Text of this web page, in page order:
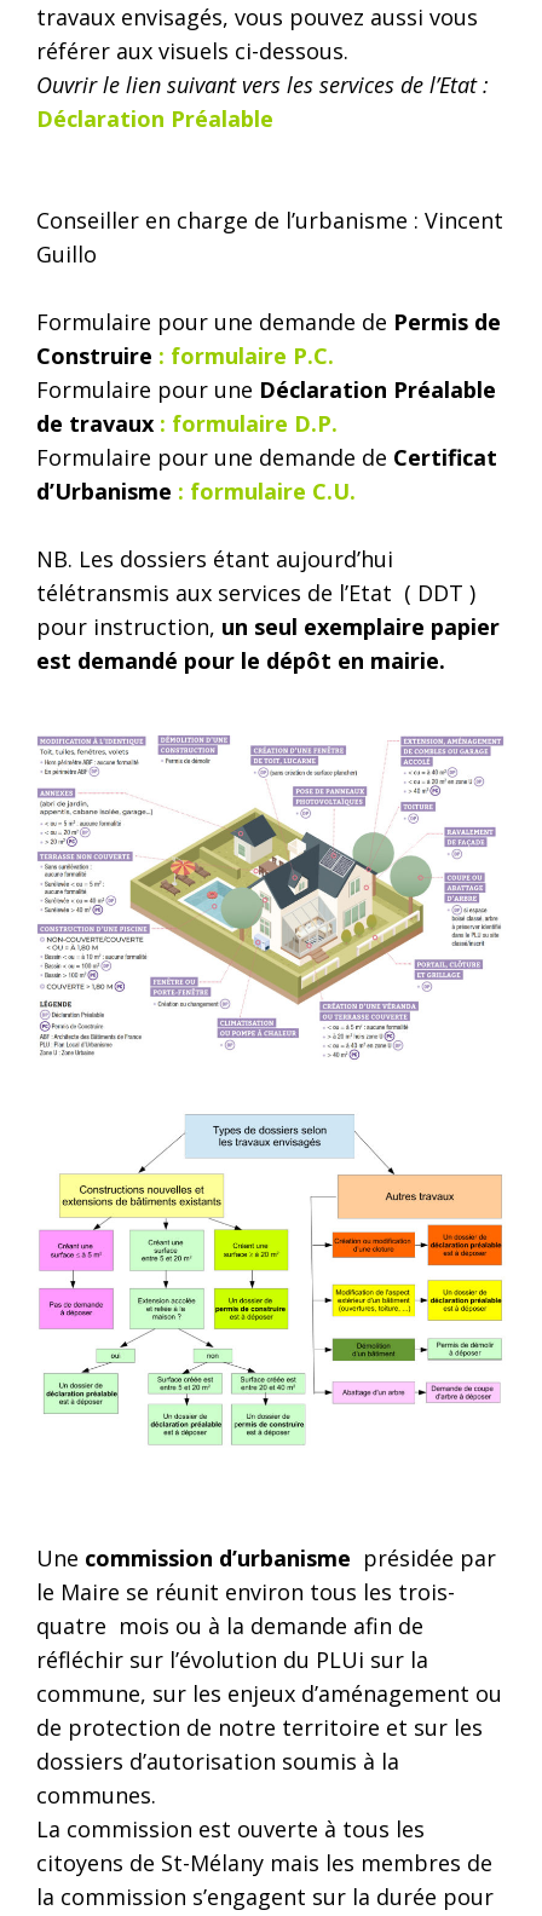
travaux envisagés, vous pouvez aussi vous
référer aux visuels ci-dessous.
Ouvrir le lien suivant vers les services de l’Etat :
Déclaration Préalable
Conseiller en charge de l’urbanisme : Vincent
Guillo
Formulaire pour une demande de Permis de
Construire : formulaire P.C.
Formulaire pour une Déclaration Préalable
de travaux : formulaire D.P.
Formulaire pour une demande de Certificat
d’Urbanisme : formulaire C.U.
NB. Les dossiers étant aujourd’hui
télétransmis aux services de l’Etat ( DDT )
pour instruction, un seul exemplaire papier
est demandé pour le dépôt en mairie.
Une commission d’urbanisme présidée par
le Maire se réunit environ tous les trois-
quatre mois ou à la demande afin de
réfléchir sur l’évolution du PLUi sur la
commune, sur les enjeux d’aménagement ou
de protection de notre territoire et sur les
dossiers d’autorisation soumis à la
communes.
La commission est ouverte à tous les
citoyens de St-Mélany mais les membres de
la commission s’engagent sur la durée pour